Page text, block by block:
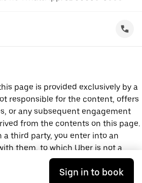
page is provided exclusively by a
responsible for the content, offers
or any subsequent engagement
from the contents on this page.
a third party, you enter into an
them, to which Uber is not a
please contact the third party
Sign in to book